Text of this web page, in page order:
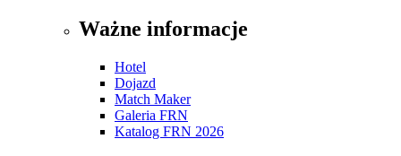
Ważne informacje
Hotel
Dojazd
Match Maker
Galeria FRN
Katalog FRN 2026